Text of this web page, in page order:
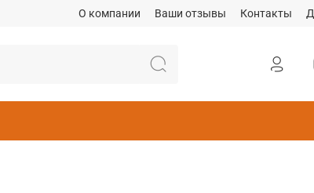
О компании Ваши отзывы Контакты